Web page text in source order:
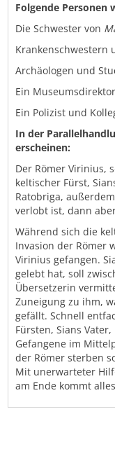
Folgende Personen
Die Schwester von
Krankenschwestern
Archäologen und
Ein Museumsdirektor
Ein Polizist und
In der
erscheinen:
Der Römer Virinius,
keltischer Fürst,
Ratobriga,
verlobt ist, dann
Während sich die
Invasion der Römer
Virinius gefangen.
gelebt hat, soll
Übersetzerin
Zuneigung zu ihm,
gefällt. Schnell
Fürsten, Sians
Gefangene im
der Römer sterben
Mit unerwarteter
am Ende kommt